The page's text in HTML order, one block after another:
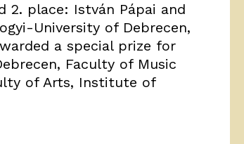
2. place: István Pápai and
University of Debrecen,
a special prize for
Faculty of Music
of Arts, Institute of